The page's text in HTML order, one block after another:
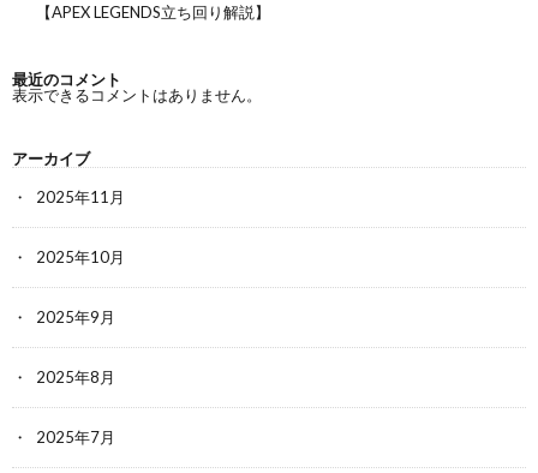
【APEX LEGENDS立ち回り解説】
最近のコメント
表示できるコメントはありません。
アーカイブ
2025年11月
2025年10月
2025年9月
2025年8月
2025年7月